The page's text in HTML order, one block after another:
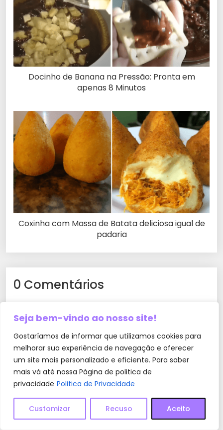
Seja bem-vindo ao nosso site!
Gostaríamos de informar que utilizamos cookies para
melhorar sua experiência de navegação e oferecer
um site mais personalizado e eficiente. Para saber
mais vá até nossa Página de politica de
privacidade Politica de Privacidade
Customizar Recuso Aceito
Docinho de Banana na Pressão: Pronta em
apenas 8 Minutos
Coxinha com Massa de Batata deliciosa igual de
padaria
0 Comentários
Deixe um comentário
Campos obrigatórios são marcados com*
Comentário*